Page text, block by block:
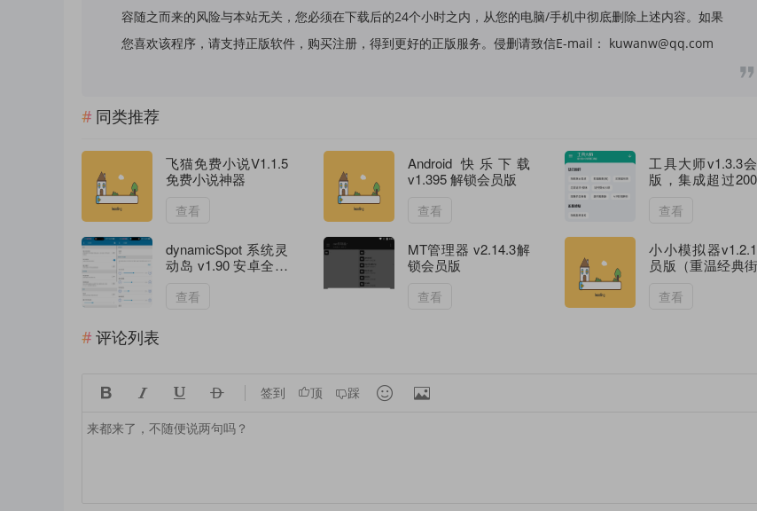
容随之而来的风险与本站无关，您必须在下载后的24个小时之内，从您的电脑/手机中彻底删除上述内容。如果
您喜欢该程序，请支持正版软件，购买注册，得到更好的正版服务。侵删请致信E-mail： kuwanw@qq.com
同类推荐
飞猫免费小说V1.1.5
免费小说神器
查看
Android 快乐下载
v1.395 解锁会员版
查看
工具大师v1.3.3
版，集成超过
查看
dynamicSpot 系统灵
动岛 v1.90 安卓全局
查看
MT管理器 v2.14.3解
锁会员版
查看
小小模拟器
员版（重温经典
查看
评论列表
    签到 顶 踩  